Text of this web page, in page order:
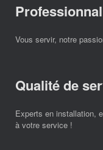
Vous servir, notre
Qualité de
Experts en installation,
à votre service !